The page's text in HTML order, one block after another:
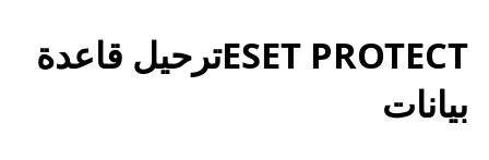
ESET PROTECTترحيل قاعدة
بيانات ‎